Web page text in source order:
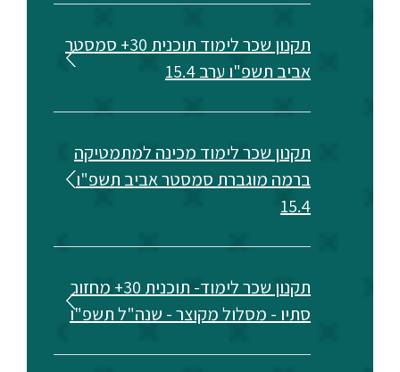
תקנון שכר לימוד תוכנית 30+ סמסטר
אביב תשפ"ו ערב 15.4
תקנון שכר לימוד מכינה למתמטיקה
ברמה מוגברת סמסטר אביב תשפ"ו
15.4
תקנון שכר לימוד- תוכנית 30+ מחזור
סתיו - מסלול מקוצר - שנה"ל תשפ"ו